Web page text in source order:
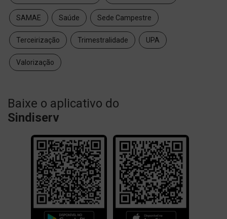
SAMAE Saúde Sede Campestre
Terceirização Trimestralidade UPA
Valorização
Baixe o aplicativo do
Sindiserv